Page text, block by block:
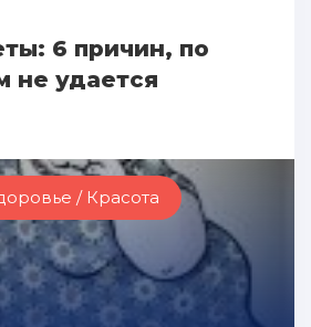
6 причин, по
не удается
/ Красота